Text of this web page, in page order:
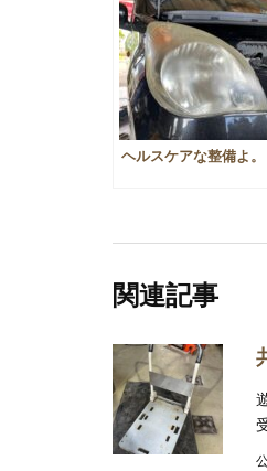
ヘルスケアな整備よ。
関連記事